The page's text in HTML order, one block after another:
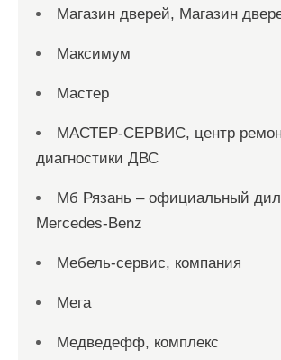
Магазин дверей, Магазин
Максимум
Мастер
МАСТЕР-СЕРВИС, центр
диагностики ДВС
Мб Рязань – официальный
Mercedes-Benz
Мебель-сервис, компания
Мега
Медведефф, комплекс